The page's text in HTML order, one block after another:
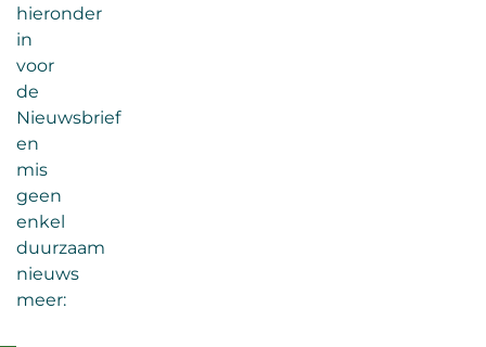
hieronder
in
voor
de
Nieuwsbrief
en
mis
geen
enkel
duurzaam
nieuws
meer: